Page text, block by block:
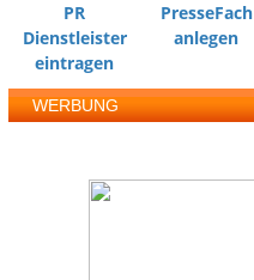
PR
Dienstleister
eintragen
PresseFach
anlegen
WERBUNG